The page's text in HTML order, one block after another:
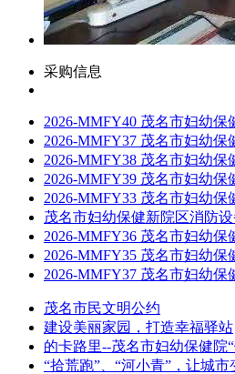
采购信息
2026-MMFY40 茂名市妇幼保
2026-MMFY37 茂名市妇幼保
2026-MMFY38 茂名市妇幼保
2026-MMFY39 茂名市妇幼保
2026-MMFY33 茂名市妇幼保
茂名市妇幼保健新院区消防
2026-MMFY36 茂名市妇幼保
2026-MMFY35 茂名市妇幼保
2026-MMFY37 茂名市妇幼保
茂名市民文明公约
建设美丽家园，打造幸福驿站
的卡路里--茂名市妇幼保健院
“拾荒跑”、“河小青”，让城市